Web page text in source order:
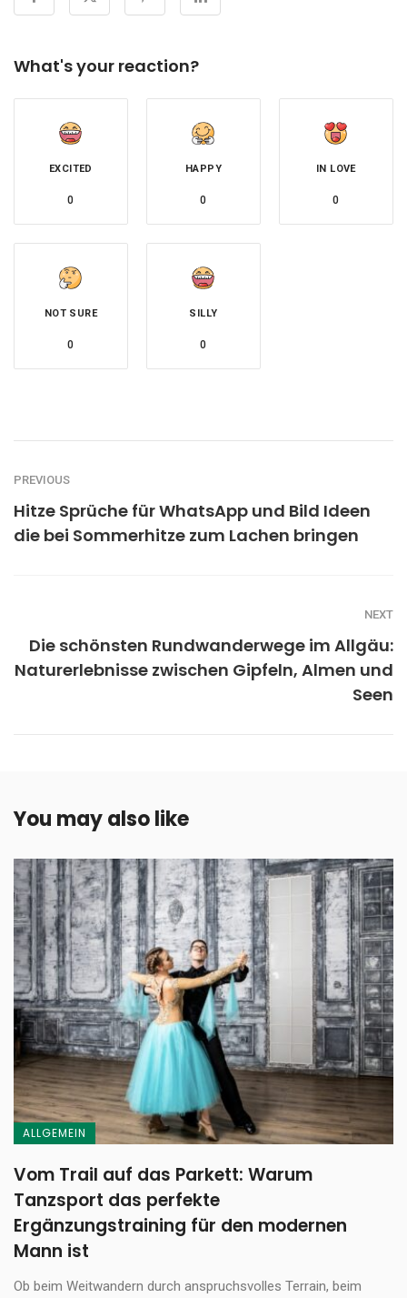
What's your reaction?
EXCITED
0
HAPPY
0
IN LOVE
0
NOT SURE
0
SILLY
0
PREVIOUS
Hitze Sprüche für WhatsApp und Bild Ideen
die bei Sommerhitze zum Lachen bringen
NEXT
Die schönsten Rundwanderwege im Allgäu:
Naturerlebnisse zwischen Gipfeln, Almen und
Seen
You may also like
ALLGEMEIN
Vom Trail auf das Parkett: Warum
Tanzsport das perfekte
Ergänzungstraining für den modernen
Mann ist
Ob beim Weitwandern durch anspruchsvolles Terrain, beim